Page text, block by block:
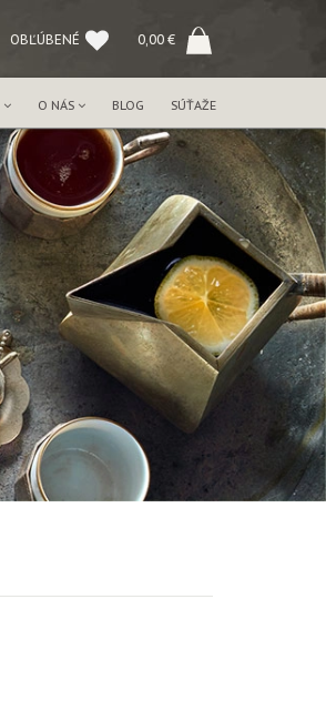
OBĽÚBENÉ 0,00 €
O NÁS BLOG SÚŤAŽE